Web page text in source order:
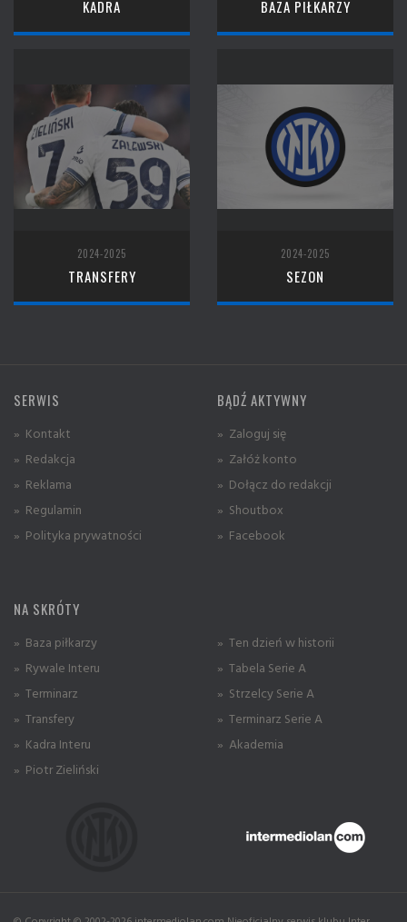
KADRA BAZA PIŁKARZY
2024-2025
TRANSFERY
2024-2025
SEZON
SERWIS
» Kontakt
» Redakcja
» Reklama
» Regulamin
» Polityka prywatności
BĄDŹ AKTYWNY
» Zaloguj się
» Załóż konto
» Dołącz do redakcji
» Shoutbox
» Facebook
NA SKRÓTY
» Baza piłkarzy
» Rywale Interu
» Terminarz
» Transfery
» Kadra Interu
» Piotr Zieliński
» Ten dzień w historii
» Tabela Serie A
» Strzelcy Serie A
» Terminarz Serie A
» Akademia